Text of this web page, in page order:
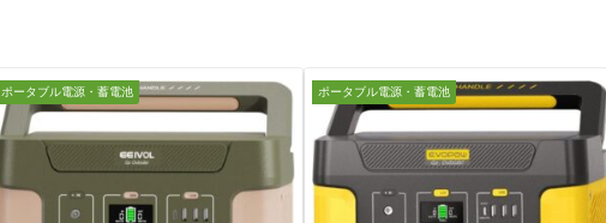
ポータブル電源・蓄電池 ポータブル電源・蓄電池